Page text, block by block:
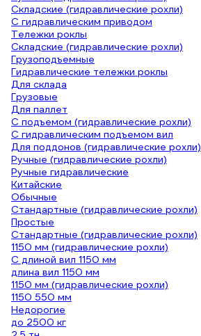
Складские (гидравлические рохли)
С гидравлическим приводом
Тележки роклы
Складские (гидравлические рохли)
Грузоподъемные
Гидравлические тележки роклы
Для склада
Грузовые
Для паллет
С подъемом (гидравлические рохли)
С гидравлическим подъемом вил
Для поддонов (гидравлические рохли)
Ручные (гидравлические рохли)
Ручные гидравлические
Китайские
Обычные
Стандартные (гидравлические рохли)
Простые
Стандартные (гидравлические рохли)
1150 мм (гидравлические рохли)
С длиной вил 1150 мм
длина вил 1150 мм
1150 мм (гидравлические рохли)
1150 550 мм
Недорогие
до 2500 кг